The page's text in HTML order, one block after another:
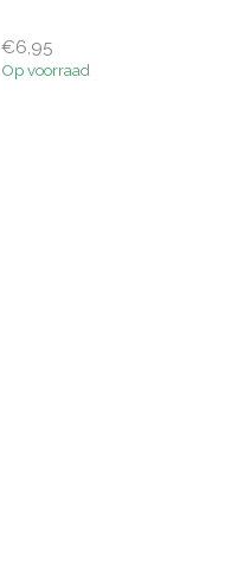
€6,95
Op voorraad